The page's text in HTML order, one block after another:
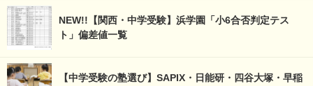
NEW!!【関西・中学受験】浜学園「小6合否判定テス
ト」偏差値一覧
【中学受験の塾選び】SAPIX・日能研・四谷大塚・早稲